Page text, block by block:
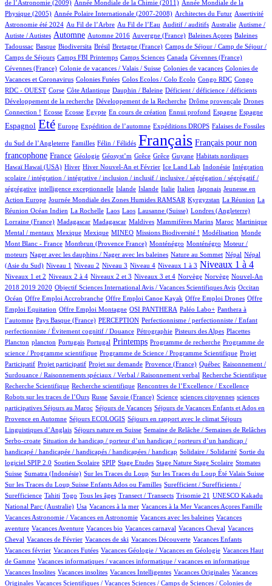
de l’Astronomie (2009) Année Mondiale de la Chimie (2011) Année Mondiale de la
Physique (2005)
5/760 Année Polaire Internationale (2007-2008)
2/760 Architectes du Futur
1/760 Assertivité
20/760
Astronomie été 2024
20/760 Au Fil de l’Arbre
10/760 Au Fil de l’Eau
1/760 Auditif / auditifs
1/760 Australie
1/760
Autisme /
Autiste / Autistes
331/760 Automne
4/760 Automne 2016
5/760 Auvergne (France)
1/760 Baleines Açores
2/760
Baleines
Tadoussac
1/760 Basque
74/760 Biodiversita
1/760 Brésil
13/760 Bretagne (France)
54/760
Camps de Séjour / Camp de Séjour /
Camps de Séjours
3/760 Camps FBI Printemps
10/760 Camps Sciences
6/760 Canada
3/760 Cévennes (France)
2/760
Cévennes (France)
1/760 Colonie de vacances / Valais / Suisse
3/760 Colonies de vacances
3/760
Colonies de
Vacances et Coronavirus
1/760 Colonies Futées
1/760 Colos Ecolos / Colo Ecolo
1/760 Congo RDC
2/760
Congo
RDC - OUEST
1/760 Corse
18/760 Côte Atlantique
1/760 Dauphin / Baleine
1/760 Déficient / déficience / déficients
1/760
Développement de la recherche
1/760 Développement de la Recherche
1/760 Drôme provençale
24/760
Drones
Connection !
1/760 Ecosse
1/760 Ecosse
1/760 Egypte
15/760 En cours de création
1/760 Ennui profond
33/760 Espagne
16/760 Espagne
192/760
Espagnol
566/760 Eté
12/760 Europe
95/760 Expédition de l’automne
153/760 Expéditions DROPS
4/760 Falaises de Fossiles
du Sud de l’Angleterre Familles Félin / Félidés Français Français pour non
francophone
252/760 France
40/760 Géologie
1/760 Géosyst’m
2/760 Grêce
2/760 Grêce
1/760 Guyane
3/760 Habitats nordiques
2/760
Hawaï
2/760Hawaï (USA)
131/760 Hiver
18/760 Hiver Nouvel-An et Février
11/760 Ice Land Lab
1/760 Indonésie
1/760
Intégration
scolaire / intégration / intégrative / inclusion / inclusif / inclusive / ségrégation / ségrégatif /
ségrégative
1/760 intelligence exceptionnelle
12/760 Islande
11/760 Islande
7/760 Italie
54/760 Italien
5/760 Japonais
2/760
Jeunesse en
Action Europe
5/760 Journée Mondiale des Zones Humides RAMSAR
48/760 Kyrgyzstan
6/760 La Réunion
5/760
La
Réunion Océan Indien
1/760 La Rochelle
1/760 Laos
1/760 Laos
5/760 Lausanne (Suisse)
56/760 Londres (Angleterre)
2/760
Lorraine (France)
8/760 Madagascar
8/760 Madagascar
3/760 Maldives
1/760 Mammifères Marins
8/760 Maroc
12/760 Martinique
1/760
Mental / mentaux
1/760 Mexique
1/760 Mexique
34/760 MINEO
32/760 Missions Biodiversité !
1/760 Modélisation
3/760 Monde
1/760
Mont Blanc - France
9/760 Montbrun (Provence France)
11/760 Monténégro
11/760 Monténégro
1/760
Moteur /
moteurs
1/760 Nager avec les dauphins / Nager avec les baleines
3/760 Nature au Sommet
12/760 Népal
12/760
Népal
(Asie du Sud)
14/760 Niveau 1
13/760 Niveau 2
9/760 Niveau 3
61/760 Niveau 4
79/760 Niveaux 1 à 3
350/760 Niveaux 1 à 4
10/760
Niveaux 1 et 2
61/760 Niveaux 2 à 4
13/760 Niveaux 2 et 3
141/760 Niveaux 3 et 4
3/760 Norvège
3/760 Norvège
14/760
Nouvel-An
2018 2019 2020
1/760 Objectif Sciences International Avis / Vacances Scientifiques Avis
8/760 Occitan
119/760
Océan
1/760Offre Emploi Accrobranche
1/760 Offre Emploi Canoe Kayak
1/760 Offre Emploi Drones
1/760
Offre
Emploi Equitation
1/760 Offre Emploi Montagne
56/760 OSI PANTHERA
74/760 Paléo Labo+
55/760
Panthera à
l’automne
4/760 Pays Basque (France)
42/760 PERCEPTION
1/760
Perfectionnisme / perfectionniste / Enfant
perfectionniste / Évitement cognitif / Douance
7/760 Pétrographie
6/760 Pisteurs des Alpes
3/760 Placettes
1/760
Plancton
1/760 plancton
11/760 Portugais
2/760 Portugal
331/760 Printemps
1/760 Programme de recherche
1/760
Programme de
science / Programme scientifique
2/760 Programme de Science / Programme Scientifique
1/760
Projet
Participatif
1/760 Projet participatif
15/760 Projet sur demande
60/760 Provence (France)
5/760 Québec
1/760
Raisonnement /
Surdouance / Raisonnements spéciaux / Verbal / Raisonnement verbal
1/760 Recherche Scientifique
1/760
Recherche Scientifique
1/760 Recherche scientifique
1/760 Rencontres de l’Excellence / Excellence
4/760
Robots sur les traces de l’Ours
48/760 Russe
4/760 Savoie (France)
8/760 Science
1/760 sciences citoyennes
1/760
sciences
participatives
3/760 Séjours au Maroc
47/760 Séjours de Vacances
51/760
Séjours de Vacances Enfants et Ados en
Provence en Automne
3/760 Séjours ECOLOGIS
19/760 Séjours en rapport avec le climat
73/760
Séjours
Linguistiques d’Anglais
9/760 Séjours nature en Suisse
47/760 Semaine de Relâche / Semaines de Relâches
11/760
Serbo-croate
1/760
Situation de handicap / porteur d’un handicap / porteurs d’un handicap /
handicapé / handicapée / handicapés / handicapées / handicap
2/760 Solidaire / Solidarité
3/760
Sortie du
logiciel SPIP 2.0
50/760 Soutien Scolaire
3/760 SPIP
1/760 Stage Etudes
1/760 Stage Nature
8/760 Stage Scolaire
1/760 Stomates
123/760
Suisse
6/760Sumatra (Indonésie)
2/760 Sur les Traces du Loup
8/760 Sur les Traces du Loup Été Valais Suisse
6/760
Sur les Traces du Loup Suisse Enfants Ados ou Familles
1/760
Surefficient / Surefficients /
Surefficience
23/760 Tahiti
6/760 Togo
12/760 Tous les âges
47/760 Transect / Transects
1/760 Trisomie 21
1/760
UNESCO Kakadu
National Parc (Australie)
15/760 Usa
1/760 Vacances à la mer
1/760 Vacances à la Mer
1/760 Vacances Açores Famille
19/760
Vacances Astronomie / Vacances en Astronomie
1/760 Vacances avec les baleines
1/760
Vacances
aventure
8/760 Vacances Aventure
1/760 Vacances bio
1/760 Vacances carnaval
53/760 Vacances Cheval
1/760
Vacances
Cheval
19/760Vacances de Février
1/760 Vacances de ski
1/760 Vacances Découverte
18/760 Vacances Enfants
1/760
Vacances février
2/760 Vacances Futées
23/760 Vacances Géologie / Vacances en Géologie
1/760
Vacances Haut
de Gamme
1/760 Vacances informatiques / vacances informatique / vacances en informatique
1/760
Vacances Insolites
1/760 Vacances insolites
1/760 Vacances Intelligentes
2/760 Vacances Originales
1/760
Vacances
Originales
8/760 Vacances Scientifiques / Vacances Sciences / Camps de Sciences / Colonies de